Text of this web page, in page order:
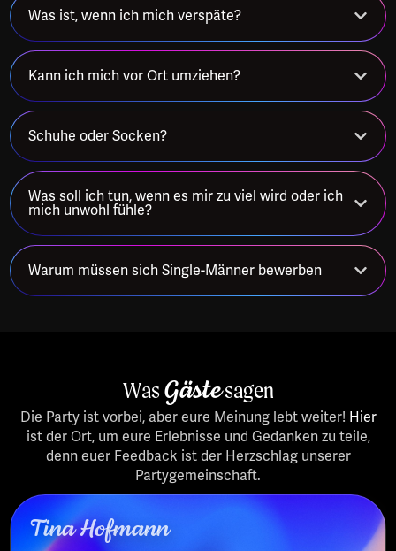
Was ist, wenn ich mich verspäte?
Kann ich mich vor Ort umziehen?
Schuhe oder Socken?
Was soll ich tun, wenn es mir zu viel wird oder ich
mich unwohl fühle?
Warum müssen sich Single-Männer bewerben
WasGästesagen
Die Party ist vorbei, aber eure Meinung lebt weiter! Hier
ist der Ort, um eure Erlebnisse und Gedanken zu teile,
denn euer Feedback ist der Herzschlag unserer
Partygemeinschaft.
Tina Hofmann